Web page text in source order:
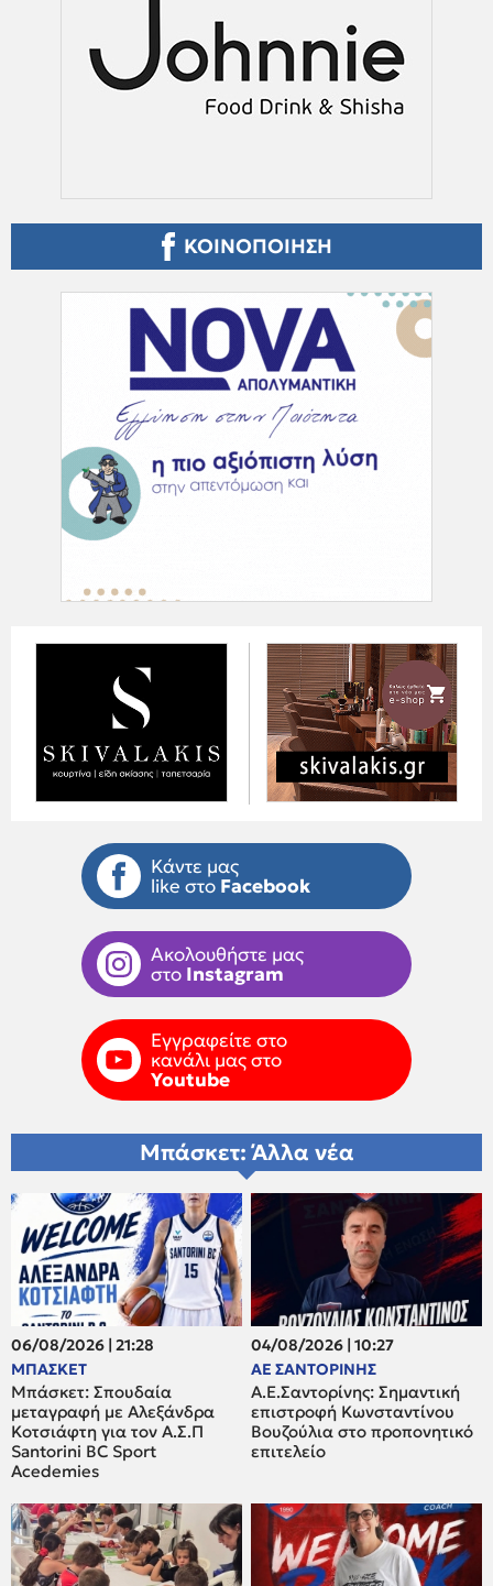
ΚΟΙΝΟΠΟΙΗΣΗ
Κάντε μας
like στο Facebook
Ακολουθήστε μας
στο Instagram
Εγγραφείτε στο
κανάλι μας στο
Youtube
Μπάσκετ: Άλλα νέα
06/08/2026 | 21:28
ΜΠΑΣΚΕΤ
Μπάσκετ: Σπουδαία
μεταγραφή με Αλεξάνδρα
Κοτσιάφτη για τον A.Σ.Π
Santorini BC Sport
Acedemies
04/08/2026 | 10:27
ΑΕ ΣΑΝΤΟΡΙΝΗΣ
Α.Ε.Σαντορίνης: Σημαντική
επιστροφή Κωνσταντίνου
Βουζούλια στο προπονητικό
επιτελείο